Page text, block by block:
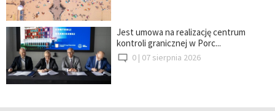
Jest umowa na realizację centrum
kontroli granicznej w Porc...
0 | 07 sierpnia 2026